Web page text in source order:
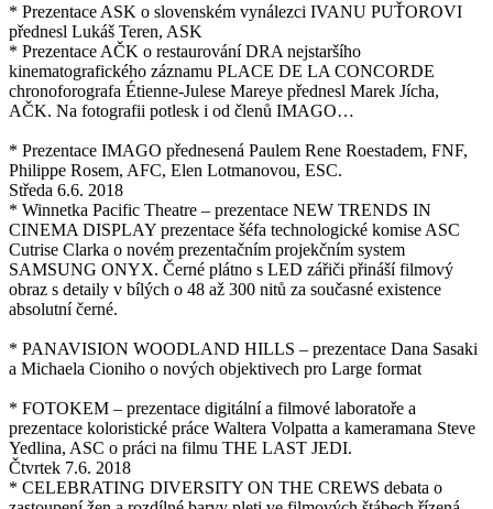
* Prezentace ASK o slovenském vynálezci IVANU PUŤOROVI
přednesl Lukáš Teren, ASK
* Prezentace AČK o restaurování DRA nejstaršího
kinematografického záznamu PLACE DE LA CONCORDE
chronoforografa Étienne-Julese Mareye přednesl Marek Jícha,
AČK. Na fotografii potlesk i od členů IMAGO…
* Prezentace IMAGO přednesená Paulem Rene Roestadem, FNF,
Philippe Rosem, AFC, Elen Lotmanovou, ESC.
Středa 6.6. 2018
* Winnetka Pacific Theatre – prezentace NEW TRENDS IN
CINEMA DISPLAY prezentace šéfa technologické komise ASC
Cutrise Clarka o novém prezentačním projekčním system
SAMSUNG ONYX. Černé plátno s LED zářiči přináší filmový
obraz s detaily v bílých o 48 až 300 nitů za současné existence
absolutní černé.
* PANAVISION WOODLAND HILLS – prezentace Dana Sasaki
a Michaela Cioniho o nových objektivech pro Large format
* FOTOKEM – prezentace digitální a filmové laboratoře a
prezentace koloristické práce Waltera Volpatta a kameramana Steve
Yedlina, ASC o práci na filmu THE LAST JEDI.
Čtvrtek 7.6. 2018
* CELEBRATING DIVERSITY ON THE CREWS debata o